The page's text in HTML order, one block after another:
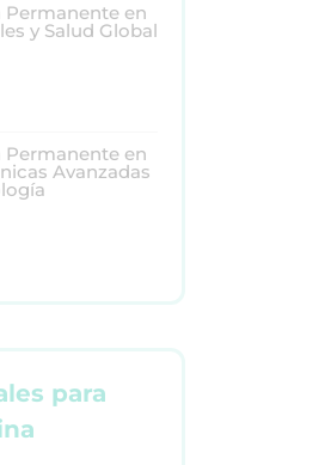
en
y Salud Global
en
Avanzadas
para